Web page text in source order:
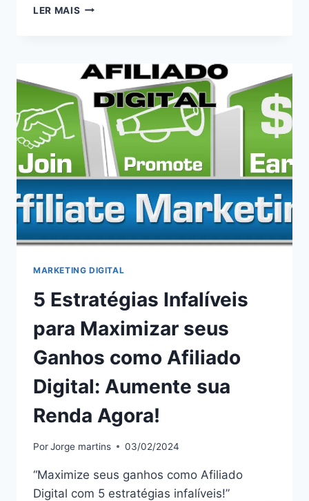
LER MAIS MINI
MARKETING DIGITAL
5 Estratégias Infalíveis
para Maximizar seus
Ganhos como Afiliado
Digital: Aumente sua
Renda Agora!
PorJorge martins 03/02/2024
“Maximize seus ganhos como Afiliado
Digital com 5 estratégias infalíveis!”